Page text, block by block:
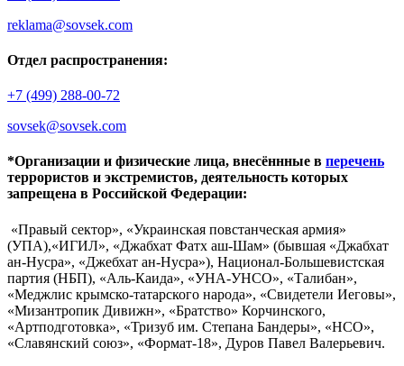
reklama@sovsek.com
Отдел распространения:
+7 (499) 288-00-72
sovsek@sovsek.com
*Организации и физические лица, внесённные в перечень
террористов и экстремистов, деятельность которых
запрещена в Российской Федерации:
«Правый сектор», «Украинская повстанческая армия»
(УПА),«ИГИЛ», «Джабхат Фатх аш-Шам» (бывшая «Джабхат
ан-Нусра», «Джебхат ан-Нусра»), Национал-Большевистская
партия (НБП), «Аль-Каида», «УНА-УНСО», «Талибан»,
«Меджлис крымско-татарского народа», «Свидетели Иеговы»,
«Мизантропик Дивижн», «Братство» Корчинского,
«Артподготовка», «Тризуб им. Степана Бандеры», «НСО»,
«Славянский союз», «Формат-18», Дуров Павел Валерьевич.